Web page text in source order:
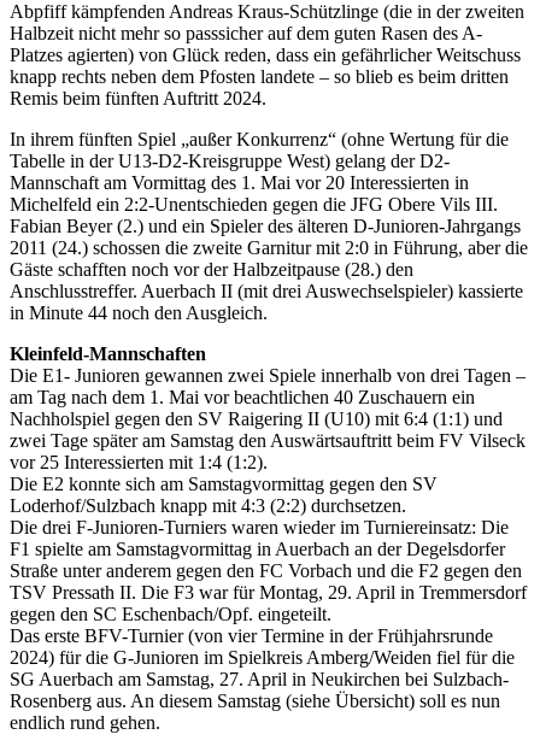
Abpfiff kämpfenden Andreas Kraus-Schützlinge (die in der zweiten
Halbzeit nicht mehr so passsicher auf dem guten Rasen des A-
Platzes agierten) von Glück reden, dass ein gefährlicher Weitschuss
knapp rechts neben dem Pfosten landete – so blieb es beim dritten
Remis beim fünften Auftritt 2024.
In ihrem fünften Spiel „außer Konkurrenz“ (ohne Wertung für die
Tabelle in der U13-D2-Kreisgruppe West) gelang der D2-
Mannschaft am Vormittag des 1. Mai vor 20 Interessierten in
Michelfeld ein 2:2-Unentschieden gegen die JFG Obere Vils III.
Fabian Beyer (2.) und ein Spieler des älteren D-Junioren-Jahrgangs
2011 (24.) schossen die zweite Garnitur mit 2:0 in Führung, aber die
Gäste schafften noch vor der Halbzeitpause (28.) den
Anschlusstreffer. Auerbach II (mit drei Auswechselspieler) kassierte
in Minute 44 noch den Ausgleich.
Kleinfeld-Mannschaften
Die E1- Junioren gewannen zwei Spiele innerhalb von drei Tagen –
am Tag nach dem 1. Mai vor beachtlichen 40 Zuschauern ein
Nachholspiel gegen den SV Raigering II (U10) mit 6:4 (1:1) und
zwei Tage später am Samstag den Auswärtsauftritt beim FV Vilseck
vor 25 Interessierten mit 1:4 (1:2).
Die E2 konnte sich am Samstagvormittag gegen den SV
Loderhof/Sulzbach knapp mit 4:3 (2:2) durchsetzen.
Die drei F-Junioren-Turniers waren wieder im Turniereinsatz: Die
F1 spielte am Samstagvormittag in Auerbach an der Degelsdorfer
Straße unter anderem gegen den FC Vorbach und die F2 gegen den
TSV Pressath II. Die F3 war für Montag, 29. April in Tremmersdorf
gegen den SC Eschenbach/Opf. eingeteilt.
Das erste BFV-Turnier (von vier Termine in der Frühjahrsrunde
2024) für die G-Junioren im Spielkreis Amberg/Weiden fiel für die
SG Auerbach am Samstag, 27. April in Neukirchen bei Sulzbach-
Rosenberg aus. An diesem Samstag (siehe Übersicht) soll es nun
endlich rund gehen.